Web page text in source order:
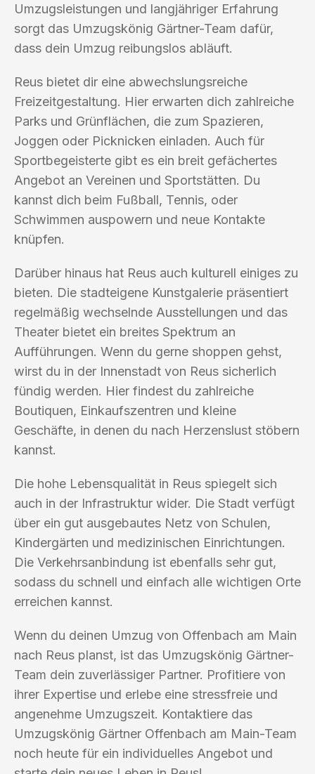
Umzugsleistungen und langjähriger Erfahrung
sorgt das Umzugskönig Gärtner-Team dafür,
dass dein Umzug reibungslos abläuft.
Reus bietet dir eine abwechslungsreiche
Freizeitgestaltung. Hier erwarten dich zahlreiche
Parks und Grünflächen, die zum Spazieren,
Joggen oder Picknicken einladen. Auch für
Sportbegeisterte gibt es ein breit gefächertes
Angebot an Vereinen und Sportstätten. Du
kannst dich beim Fußball, Tennis, oder
Schwimmen auspowern und neue Kontakte
knüpfen.
Darüber hinaus hat Reus auch kulturell einiges zu
bieten. Die stadteigene Kunstgalerie präsentiert
regelmäßig wechselnde Ausstellungen und das
Theater bietet ein breites Spektrum an
Aufführungen. Wenn du gerne shoppen gehst,
wirst du in der Innenstadt von Reus sicherlich
fündig werden. Hier findest du zahlreiche
Boutiquen, Einkaufszentren und kleine
Geschäfte, in denen du nach Herzenslust stöbern
kannst.
Die hohe Lebensqualität in Reus spiegelt sich
auch in der Infrastruktur wider. Die Stadt verfügt
über ein gut ausgebautes Netz von Schulen,
Kindergärten und medizinischen Einrichtungen.
Die Verkehrsanbindung ist ebenfalls sehr gut,
sodass du schnell und einfach alle wichtigen Orte
erreichen kannst.
Wenn du deinen Umzug von Offenbach am Main
nach Reus planst, ist das Umzugskönig Gärtner-
Team dein zuverlässiger Partner. Profitiere von
ihrer Expertise und erlebe eine stressfreie und
angenehme Umzugszeit. Kontaktiere das
Umzugskönig Gärtner Offenbach am Main-Team
noch heute für ein individuelles Angebot und